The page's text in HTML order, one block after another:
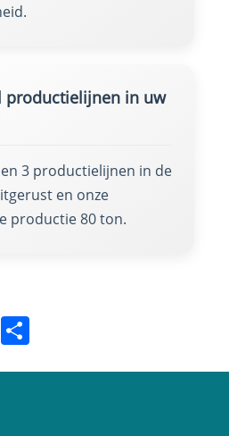
productielijnen in uw
3 productielijnen in de
en onze
productie 80 ton.
LinkedIn